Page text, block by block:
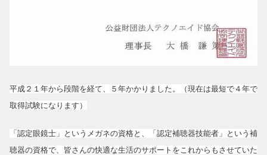
平成２１年から段階を経て、５年かかりました。（現在は最短で４年で
取得試験になります）
「認定眼鏡士」というメガネの資格と、「認定補聴器技能者」という補
聴器の資格で、皆さんの快適な生活のサポートをこれからもさせていた